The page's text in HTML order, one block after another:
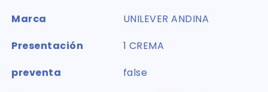
Marca
UNILEVER ANDINA
Presentación
1 CREMA
preventa
false